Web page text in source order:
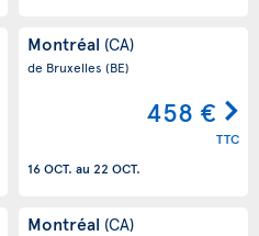
Montréal (CA)
de Bruxelles (BE)
458 €
TTC
16 OCT. au 22 OCT.
Montréal (CA)